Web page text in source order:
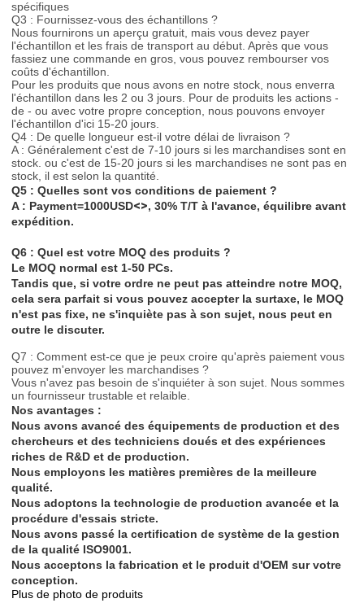
spécifiques
Q3 : Fournissez-vous des échantillons ?
Nous fournirons un aperçu gratuit, mais vous devez payer
l'échantillon et les frais de transport au début. Après que vous
fassiez une commande en gros, vous pouvez rembourser vos
coûts d'échantillon.
Pour les produits que nous avons en notre stock, nous enverra
l'échantillon dans les 2 ou 3 jours. Pour de produits les actions -
de - ou avec votre propre conception, nous pouvons envoyer
l'échantillon d'ici 15-20 jours.
Q4 : De quelle longueur est-il votre délai de livraison ?
A : Généralement c'est de 7-10 jours si les marchandises sont en
stock. ou c'est de 15-20 jours si les marchandises ne sont pas en
stock, il est selon la quantité.
Q5 : Quelles sont vos conditions de paiement ?
A : Payment=1000USD<>, 30% T/T à l'avance, équilibre avant
expédition.
Q6 : Quel est votre MOQ des produits ?
Le MOQ normal est 1-50 PCs.
Tandis que, si votre ordre ne peut pas atteindre notre MOQ,
cela sera parfait si vous pouvez accepter la surtaxe, le MOQ
n'est pas fixe, ne s'inquiète pas à son sujet, nous peut en
outre le discuter.
Q7 : Comment est-ce que je peux croire qu'après paiement vous
pouvez m'envoyer les marchandises ?
Vous n'avez pas besoin de s'inquiéter à son sujet. Nous sommes
un fournisseur trustable et relaible.
Nos avantages :
Nous avons avancé des équipements de production et des
chercheurs et des techniciens doués et des expériences
riches de R&D et de production.
Nous employons les matières premières de la meilleure
qualité.
Nous adoptons la technologie de production avancée et la
procédure d'essais stricte.
Nous avons passé la certification de système de la gestion
de la qualité ISO9001.
Nous acceptons la fabrication et le produit d'OEM sur votre
conception.
Plus de photo de produits